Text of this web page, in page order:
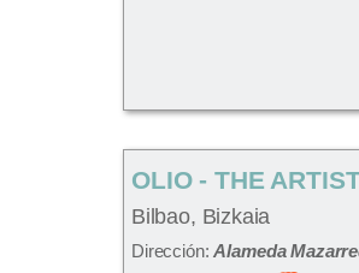
OLIO - THE
Bilbao, Bizkaia
Dirección:Alameda